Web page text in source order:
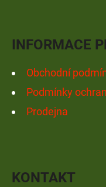
INFORMACE
Obchodní
Podmínky
Prodejna
KONTAKT